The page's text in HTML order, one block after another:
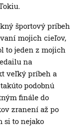
športový príbeh
mojich cieľov,
to jeden z mojich
na
veľký príbeh a
podobnú
finále do
zranení až po
si to nejako